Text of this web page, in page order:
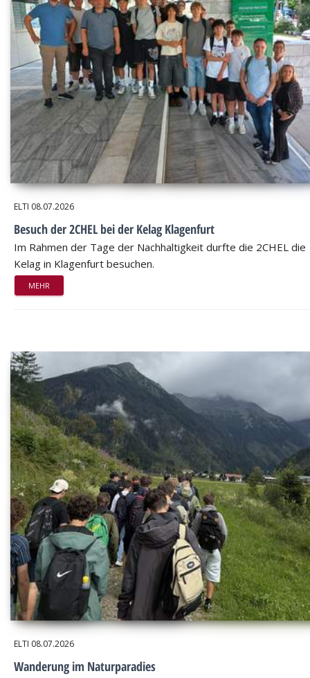
ELTI 08.07.2026
Besuch der 2CHEL bei der Kelag Klagenfurt
Im Rahmen der Tage der Nachhaltigkeit durfte die 2CHEL die
Kelag in Klagenfurt besuchen.
MEHR
ELTI 08.07.2026
Wanderung im Naturparadies